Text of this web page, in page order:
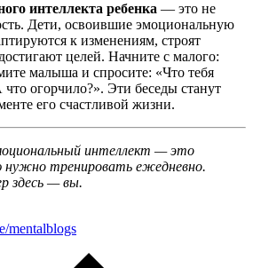
интеллекта ребенка — это не
Дети, освоившие эмоциональную
к изменениям, строят
целей. Начните с малого:
малыша и спросите: «Что тебя
что огорчило?». Эти беседы станут
его счастливой жизни.
интеллект — это
тренировать ежедневно.
здесь — вы.
mentalblogs